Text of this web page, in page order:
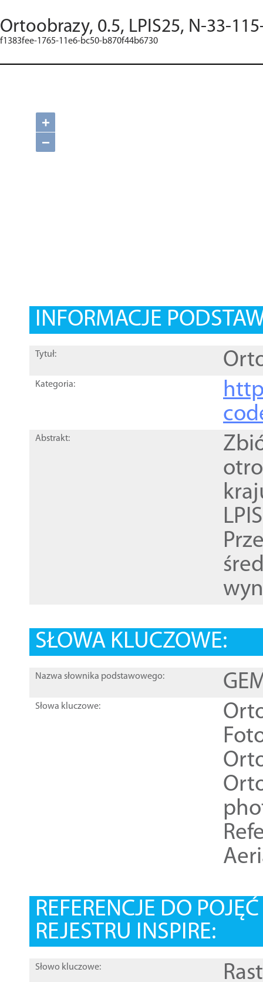
Ortoobrazy, 0.5, LPIS25, N-33-
f1383fee-1765-11e6-bc50-b870f44b6730
+
−
INFORMACJE
Tytuł:
Kategoria:
Abstrakt:
SŁOWA KLUCZOWE:
Nazwa słownika podstawowego:
Słowa kluczowe:
REFERENCJE DO
REJESTRU INSPIRE:
Słowo kluczowe: